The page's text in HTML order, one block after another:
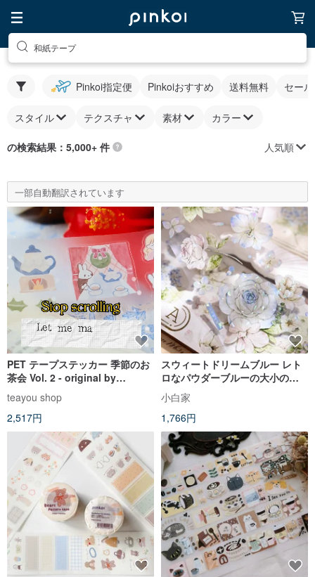
和紙テープ
Pinkoi指定便 Pinkoiおすすめ 送料無料 セー
スタイル テクスチャ 素材 カラー
の検索結果：5,000+ 件 人気順
一部自動翻訳されています
PET テープステッカー 季節のお
茶会 Vol. 2 - original by
teayoushop
teayou shop
2,517円
スウィートドリームブルー レト
ロなパウダーブルーの大小の花
柄 和紙PET貝殻光沢 マスキング
テープ コラージュ
小白家
1,766円